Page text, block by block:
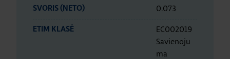
SVORIS (NETO) 0.073
ETIM KLASĖ
EC002019
Savienoju
ma